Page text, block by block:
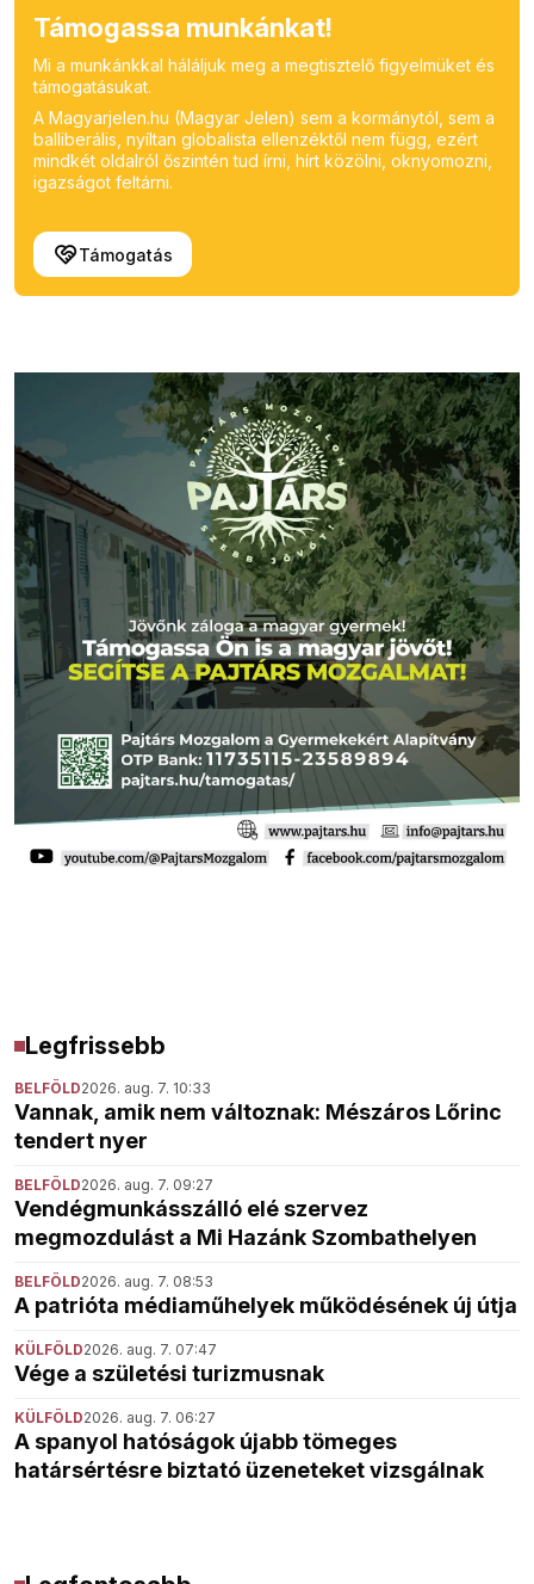
Támogassa munkánkat!
Mi a munkánkkal háláljuk meg a megtisztelő figyelmüket és
támogatásukat.
A Magyarjelen.hu (Magyar Jelen) sem a kormánytól, sem a
balliberális, nyíltan globalista ellenzéktől nem függ, ezért
mindkét oldalról őszintén tud írni, hírt közölni, oknyomozni,
igazságot feltárni.
Támogatás
Legfrissebb
BELFÖLD2026. aug. 7. 10:33
Vannak, amik nem változnak: Mészáros Lőrinc
tendert nyer
BELFÖLD2026. aug. 7. 09:27
Vendégmunkásszálló elé szervez
megmozdulást a Mi Hazánk Szombathelyen
BELFÖLD2026. aug. 7. 08:53
A patrióta médiaműhelyek működésének új útja
KÜLFÖLD2026. aug. 7. 07:47
Vége a születési turizmusnak
KÜLFÖLD2026. aug. 7. 06:27
A spanyol hatóságok újabb tömeges
határsértésre biztató üzeneteket vizsgálnak